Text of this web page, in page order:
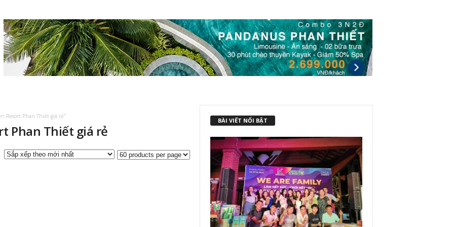
Resort Phan Thiết giá rẻ”
Phan Thiết giá rẻ
BÀI VIẾT NỔI BẬT